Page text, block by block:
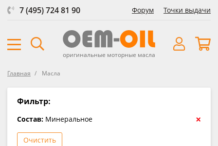
7 (495) 724 81 90 Форум Точки выдачи
оригинальные моторные масла
Главная Масла
Фильтр:
Состав: Минеральное ×
Очистить